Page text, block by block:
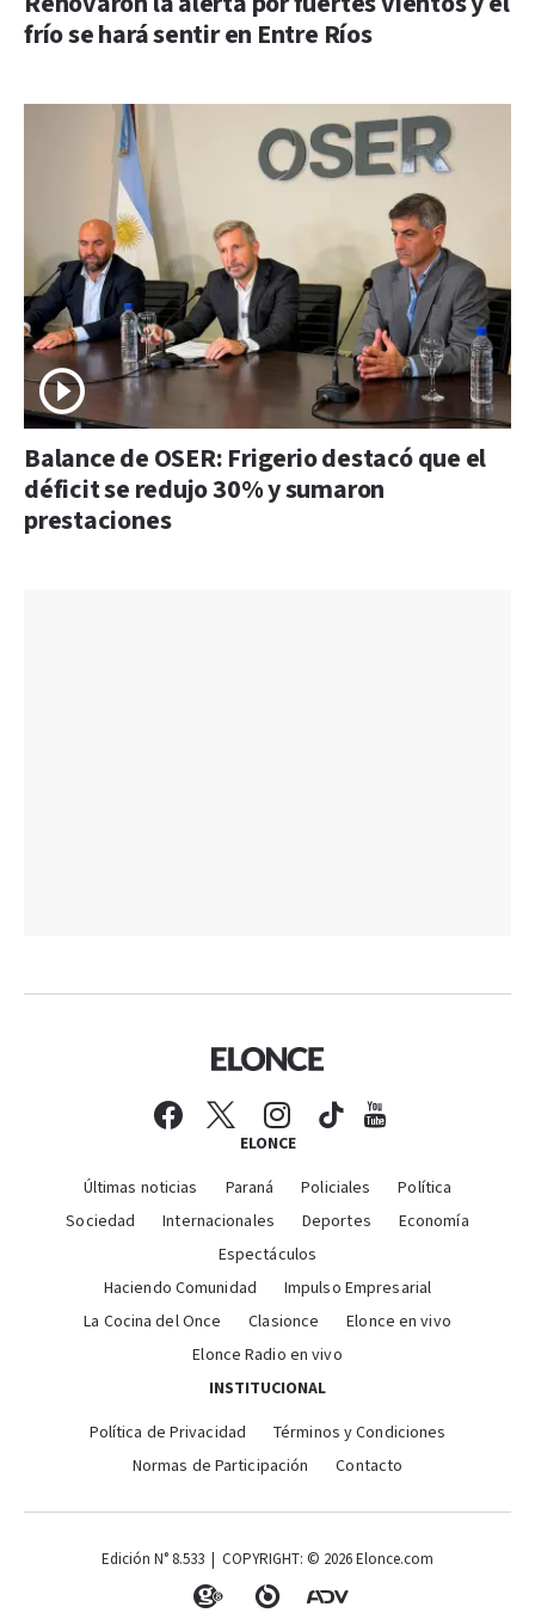
frío se hará sentir en Entre Ríos
Balance de OSER: Frigerio destacó que el
déficit se redujo 30% y sumaron
prestaciones
ELONCE
Últimas noticias Paraná Policiales
Política
Sociedad
Internacionales Deportes
Economía
Espectáculos
Haciendo Comunidad
Impulso Empresarial
La Cocina del Once
Clasionce
Elonce en vivo
Elonce Radio en vivo
INSTITUCIONAL
Política de Privacidad
Términos y Condiciones
Normas de Participación
Contacto
Edición N° 8.533 | COPYRIGHT: © 2026 Elonce.com